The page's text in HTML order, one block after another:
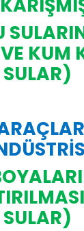
KUM
SULAR)
SULAR)